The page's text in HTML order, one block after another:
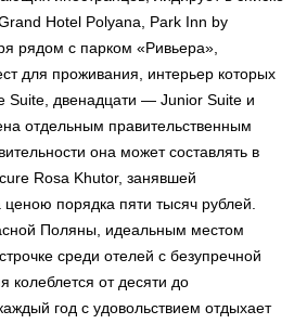
Hotel Polyana, Park Inn by
рядом с парком «Ривьера»,
для проживания, интерьер которых
Suite, двенадцати — Junior Suite и
отдельным правительственным
она может составлять в
Rosa Khutor, занявшей
порядка пяти тысяч рублей.
Поляны, идеальным местом
среди отелей с безупречной
колеблется от десяти до
год с удовольствием отдыхает